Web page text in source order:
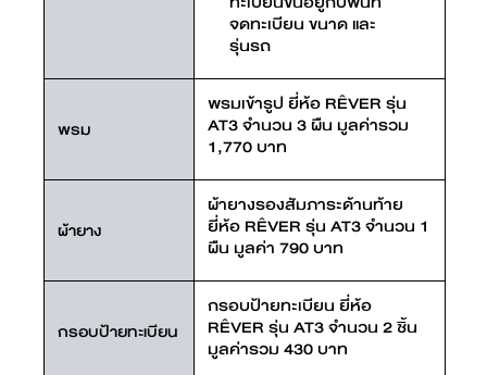
จดทะเบียน ขนาด และ
รุ่นรถ
พรม
พรมเข้ารูป ยี่ห้อ RÊVER รุ่น
AT3 จำนวน 3 ผืน มูลค่ารวม
1,770 บาท
ผ้ายาง
ผ้ายางรองสัมภาระด้านท้าย
ยี่ห้อ RÊVER รุ่น AT3 จำนวน 1
ผืน มูลค่า 790 บาท
กรอบป้ายทะเบียน
กรอบป้ายทะเบียน ยี่ห้อ
RÊVER รุ่น AT3 จำนวน 2 ชิ้น
มูลค่ารวม 430 บาท